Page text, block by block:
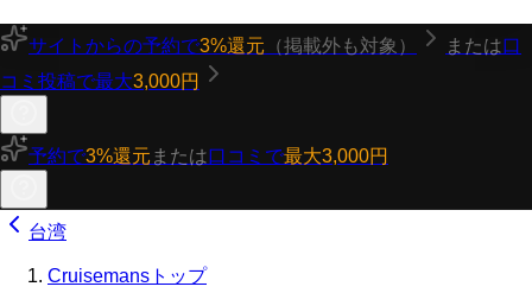
サイトからの予約で3%還元 （掲載外も対象） または口
コミ投稿で最大3,000円
予約で3%還元 または口コミで最大3,000円
台湾
Cruisemansトップ